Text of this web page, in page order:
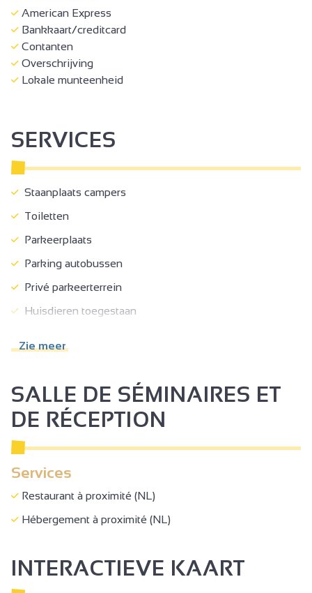
American Express
Bankkaart/creditcard
Contanten
Overschrijving
Lokale munteenheid
SERVICES
Staanplaats campers
Toiletten
Parkeerplaats
Parking autobussen
Privé parkeerterrein
Huisdieren toegestaan
Toegang bus
Boutique
Rondleiding
Internationale export
Verkoop op de boerderij
Receptiepersoneel gevoelig voor de ontvangst van
Toegankelijk voor rolstoel zonder hulp
Toegankelijk voor rolstoel met hulp
Zie meer
SALLE DE SÉMINAIRES ET
DE RÉCEPTION
Services
Restaurant à proximité (NL)
Hébergement à proximité (NL)
INTERACTIEVE KAART